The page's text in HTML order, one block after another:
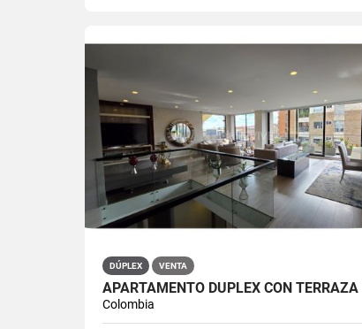
DÚPLEX VENTA
Colombia